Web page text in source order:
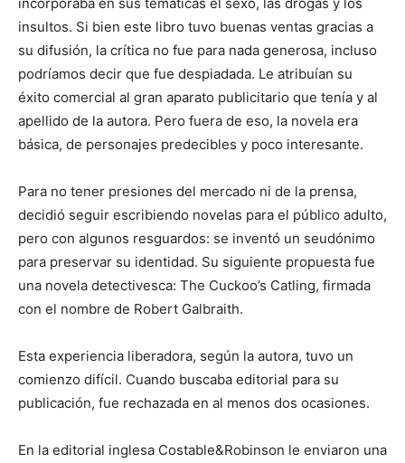
insultos. Si bien este libro tuvo buenas ventas gracias a
su difusión, la críti­ca no fue para nada generosa, incluso
podríamos decir que fue despiadada. Le atribuían su
éxito comercial al gran aparato publicitario que tenía y al
apellido de la autora. Pero fuera de eso, la novela era
básica, de personajes predecibles y poco interesante.
Para no tener presiones del mercado ni de la prensa,
decidió seguir escribiendo novelas para el público adulto,
pero con algunos resguardos: se inventó un seudónimo
para preservar su identidad. Su siguiente propuesta fue
una novela detectivesca: The Cuckoo’s Catling, firmada
con el nombre de Robert Galbraith.
Esta experiencia liberadora, según la autora, tuvo un
comienzo difícil. Cuando buscaba editorial para su
publicación, fue rechazada en al menos dos ocasiones.
En la editorial inglesa Costable&Robinson le enviaron una